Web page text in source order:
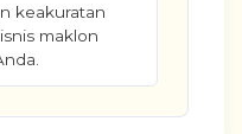
keakuratan
maklon